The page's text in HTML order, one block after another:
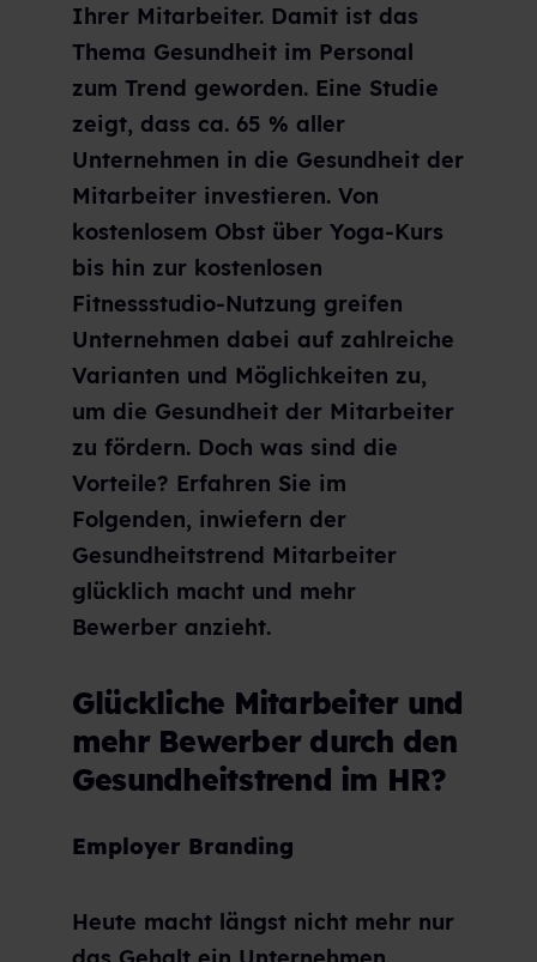
Ihrer Mitarbeiter. Damit ist das
Thema Gesundheit im Personal
zum Trend geworden. Eine Studie
zeigt, dass ca. 65 % aller
Unternehmen in die Gesundheit der
Mitarbeiter investieren. Von
kostenlosem Obst über Yoga-Kurs
bis hin zur kostenlosen
Fitnessstudio-Nutzung greifen
Unternehmen dabei auf zahlreiche
Varianten und Möglichkeiten zu,
um die Gesundheit der Mitarbeiter
zu fördern. Doch was sind die
Vorteile? Erfahren Sie im
Folgenden, inwiefern der
Gesundheitstrend Mitarbeiter
glücklich macht und mehr
Bewerber anzieht.
Glückliche Mitarbeiter und
mehr Bewerber durch den
Gesundheitstrend im HR?
Employer Branding
Heute macht längst nicht mehr nur